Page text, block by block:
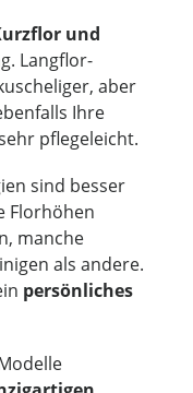
und
Langflor-
, aber
Ihre
pflegeleicht.
sind besser
Florhöhen
manche
als andere.
persönliches